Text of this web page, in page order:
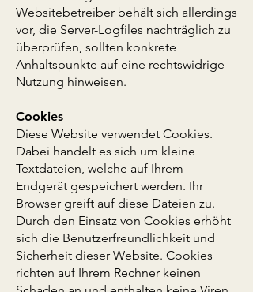
Websitebetreiber behält sich allerdings
vor, die Server-Logfiles nachträglich zu
überprüfen, sollten konkrete
Anhaltspunkte auf eine rechtswidrige
Nutzung hinweisen.
Cookies
Diese Website verwendet Cookies.
Dabei handelt es sich um kleine
Textdateien, welche auf Ihrem
Endgerät gespeichert werden. Ihr
Browser greift auf diese Dateien zu.
Durch den Einsatz von Cookies erhöht
sich die Benutzerfreundlichkeit und
Sicherheit dieser Website. Cookies
richten auf Ihrem Rechner keinen